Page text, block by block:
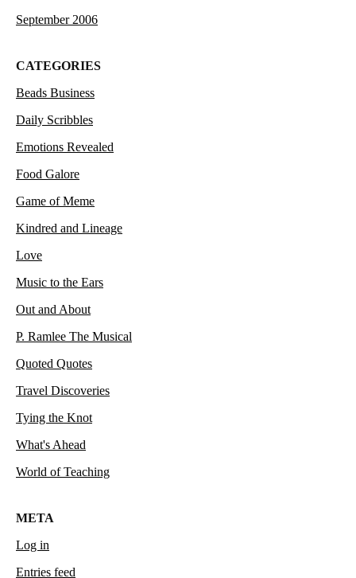
September 2006
CATEGORIES
Beads Business
Daily Scribbles
Emotions Revealed
Food Galore
Game of Meme
Kindred and Lineage
Love
Music to the Ears
Out and About
P. Ramlee The Musical
Quoted Quotes
Travel Discoveries
Tying the Knot
What's Ahead
World of Teaching
META
Log in
Entries feed